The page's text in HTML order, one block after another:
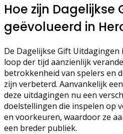
Hoe zijn
geëvolueerd in
De Dagelijkse Gift Uitdagingen
loop der tijd aanzienlijk
betrokkenheid van spelers en
zijn verbeterd. Aanvankelijk
deze uitdagingen nu een
doelstellingen die inspelen op
en voorkeuren, waardoor ze
een breder publiek.